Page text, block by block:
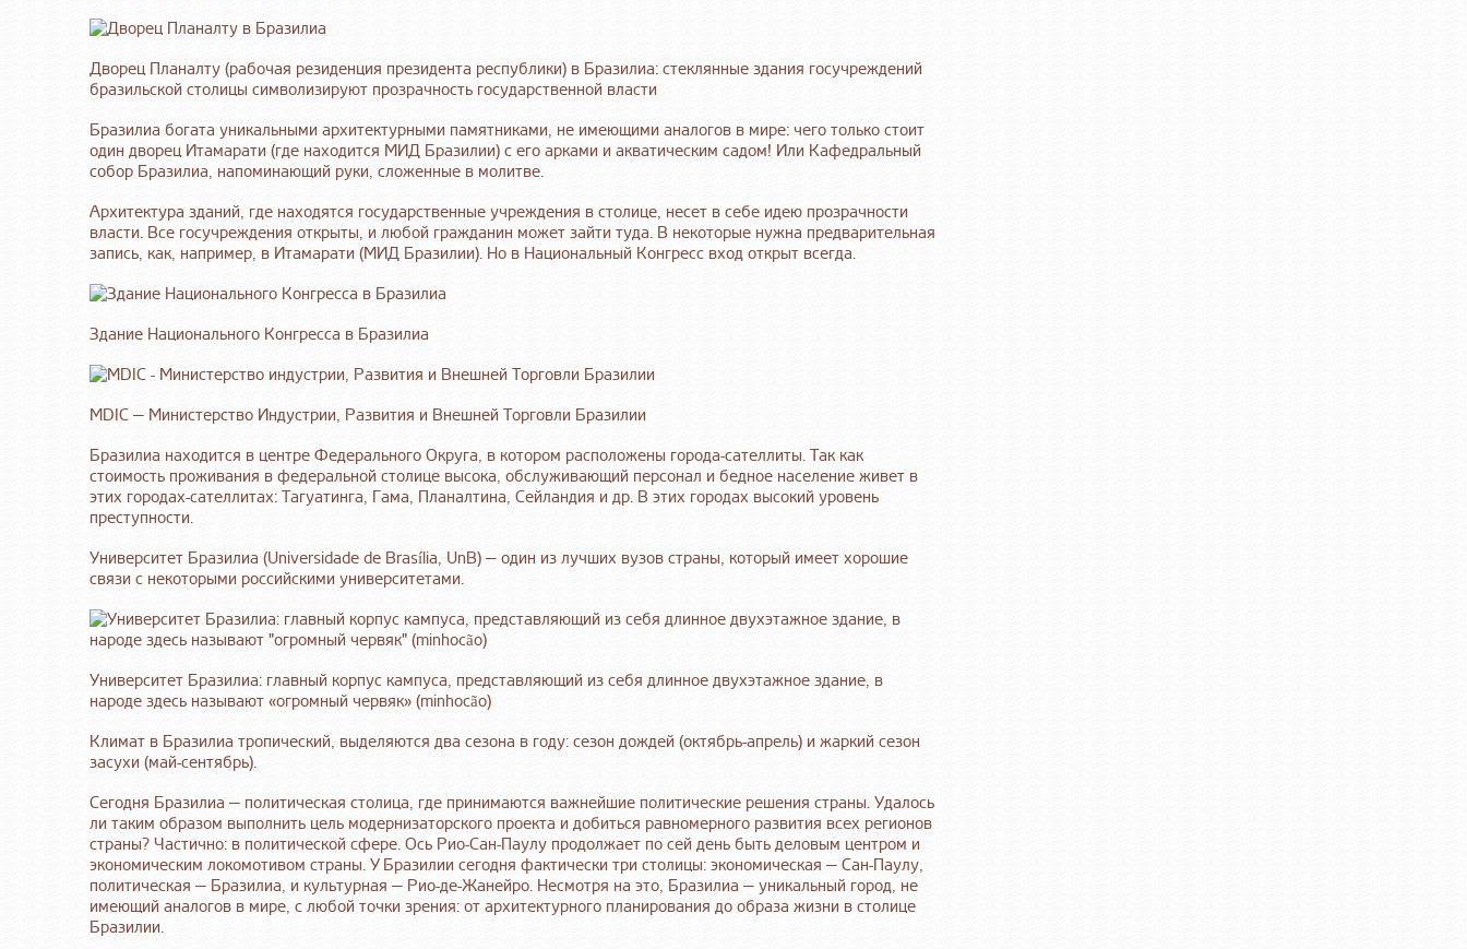
Дворец Планалту (рабочая резиденция президента республики) в Бразилиа: стеклянные здания госучреждений
бразильской столицы символизируют прозрачность государственной власти
Бразилиа богата уникальными архитектурными памятниками, не имеющими аналогов в мире: чего только стоит
один дворец Итамарати (где находится МИД Бразилии) с его арками и акватическим садом! Или Кафедральный
собор Бразилиа, напоминающий руки, сложенные в молитве.
Архитектура зданий, где находятся государственные учреждения в столице, несет в себе идею прозрачности
власти. Все госучреждения открыты, и любой гражданин может зайти туда. В некоторые нужна предварительная
запись, как, например, в Итамарати (МИД Бразилии). Но в Национальный Конгресс вход открыт всегда.
Здание Национального Конгресса в Бразилиа
MDIC — Министерство Индустрии, Развития и Внешней Торговли Бразилии
Бразилиа находится в центре Федерального Округа, в котором расположены города-сателлиты. Так как
стоимость проживания в федеральной столице высока, обслуживающий персонал и бедное население живет в
этих городах-сателлитах: Тагуатинга, Гама, Планалтина, Сейландия и др. В этих городах высокий уровень
преступности.
Университет Бразилиа (Universidade de Brasília, UnB) — один из лучших вузов страны, который имеет хорошие
связи с некоторыми российскими университетами.
Университет Бразилиа: главный корпус кампуса, представляющий из себя длинное двухэтажное здание, в
народе здесь называют «огромный червяк» (minhocão)
Климат в Бразилиа тропический, выделяются два сезона в году: сезон дождей (октябрь-апрель) и жаркий сезон
засухи (май-сентябрь).
Сегодня Бразилиа — политическая столица, где принимаются важнейшие политические решения страны. Удалось
ли таким образом выполнить цель модернизаторского проекта и добиться равномерного развития всех регионов
страны? Частично: в политической сфере. Ось Рио-Сан-Паулу продолжает по сей день быть деловым центром и
экономическим локомотивом страны. У Бразилии сегодня фактически три столицы: экономическая — Сан-Паулу,
политическая — Бразилиа, и культурная — Рио-де-Жанейро. Несмотря на это, Бразилиа — уникальный город, не
имеющий аналогов в мире, с любой точки зрения: от архитектурного планирования до образа жизни в столице
Бразилии.